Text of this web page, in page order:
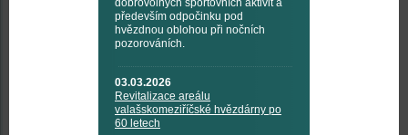
především odpočinku pod
hvězdnou oblohou při nočních
pozorováních.
03.03.2026
Revitalizace areálu
valašskomeziříčské hvězdárny po
60 letech